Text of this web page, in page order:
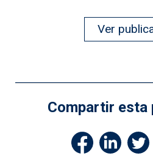
Ver
Compartir esta